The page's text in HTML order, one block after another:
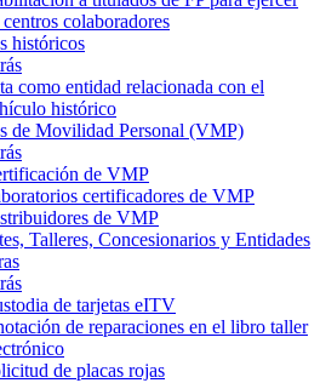
centros colaboradores
históricos
como entidad relacionada con el
histórico
de Movilidad Personal (VMP)
de VMP
certificadores de VMP
de VMP
Talleres, Concesionarios y Entidades
de tarjetas eITV
de reparaciones en el libro taller
de placas rojas